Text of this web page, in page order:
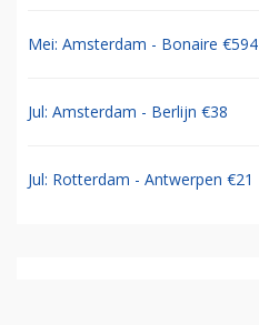
Mei: Amsterdam - Bonaire €594
Jul: Amsterdam - Berlijn €38
Jul: Rotterdam - Antwerpen €21